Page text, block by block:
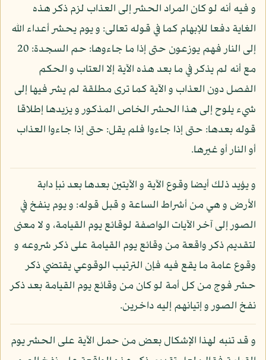
و فيه أنه لو كان المراد الحشر إلى العذاب لزم ذكر هذه
الغاية دفعا للإبهام كما في قوله تعالى: و يوم يحشر أعداء الله
إلى النار فهم يوزعون حتى إذا ما جاءوها: حم السجدة: 20
مع أنه لم يذكر في ما بعد هذه الآية إلا العتاب و الحكم
الفصل دون العذاب و الآية كما ترى مطلقة لم يشر فيها إلى
شيء يلوح إلى هذا الحشر الخاص المذكور و يزيدها إطلاقا
قوله بعدها: حتى إذا جاءوا فلم يقل: حتى إذا جاءوا العذاب
أو النار أو غيرها.
و يؤيد ذلك أيضا وقوع الآية و الآيتين بعدها بعد نبإ دابة
الأرض و هي من أشراط الساعة و قبل قوله: و يوم ينفخ في
الصور إلى آخر الآيات الواصفة لوقائع يوم القيامة، و لا معنى
لتقديم ذكر واقعة من وقائع يوم القيامة على ذكر شروعه و
وقوع عامة ما يقع فيه فإن الترتيب الوقوعي يقتضي ذكر
حشر فوج من كل أمة لو كان من وقائع يوم القيامة بعد ذكر
نفخ الصور و إتيانهم إليه داخرين.
و قد تنبه لهذا الإشكال بعض من حمل الآية على الحشر يوم